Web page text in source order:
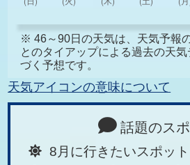
※ 46～90日の天気は、天気予報
とのタイアップによる過去の天
づく予想です。
天気アイコンの意味について
話題のス
8月に行きたいスポット